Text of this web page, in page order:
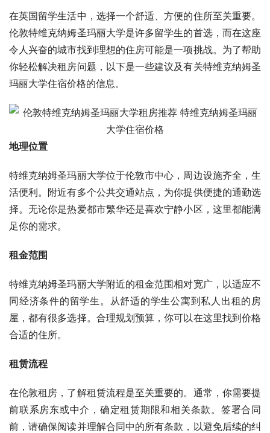
在英国留学生活中，选择一个舒适、方便的住所至关重要。
伦敦特维克纳姆圣玛丽大学是许多留学生的首选，而在这座
令人兴奋的城市找到理想的住房可能是一项挑战。为了帮助
你轻松解决租房问题，以下是一些建议及有关特维克纳姆圣
玛丽大学住宿价格的信息。
地理位置
特维克纳姆圣玛丽大学位于伦敦市中心，周边设施齐全，生
活便利。附近有多个公共交通站点，为你提供便捷的通勤选
择。无论你是热爱都市繁华还是喜欢宁静小区，这里都能满
足你的需求。
租金范围
特维克纳姆圣玛丽大学附近的租金范围相对宽广，以适应不
同经济条件的留学生。从舒适的学生公寓到私人出租的房
屋，都有很多选择。合理规划预算，你可以在这里找到价格
合适的住所。
租赁流程
在伦敦租房，了解租赁流程是至关重要的。通常，你需要提
前联系房东或中介，确定租赁期限和相关条款。签署合同
前，请确保阅读并理解合同中的所有条款，以避免后续的纠